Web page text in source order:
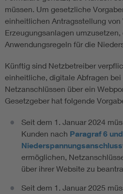
müssen. Um gesetzliche
einheitlichen Antragsstellung von
Erzeugungsanlagen
Anwendungsregeln für die
Künftig sind Netzbetreiber
einheitliche, digitale Abfragen
Netzanschlüssen über ein
Gesetzgeber hat folgende
Seit dem 1. Januar 2024
Kunden nach Paragraf 6
ermöglichen,
über ihrer Website zu
Seit dem 1. Januar 2025